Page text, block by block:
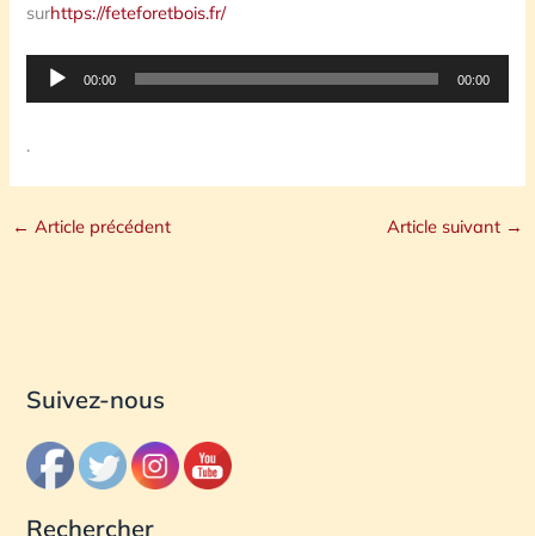
surhttps://feteforetbois.fr/
Lecteur
00:00 00:00
.
← Article précédent Article suivant →
Suivez-nous
Rechercher